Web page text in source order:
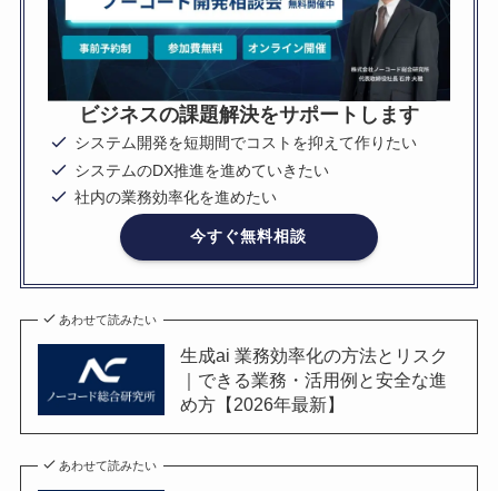
ビジネスの課題解決をサポートします
システム開発を短期間でコストを抑えて作りたい
システムのDX推進を進めていきたい
社内の業務効率化を進めたい
今すぐ無料相談
あわせて読みたい
生成ai 業務効率化の方法とリスク
｜できる業務・活用例と安全な進
め方【2026年最新】
あわせて読みたい